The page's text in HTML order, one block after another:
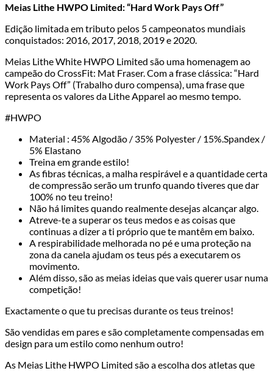
Meias Lithe HWPO Limited: “Hard Work Pays Off”
Edição limitada em tributo pelos 5 campeonatos mundiais
conquistados: 2016, 2017, 2018, 2019 e 2020.
Meias Lithe White HWPO Limited são uma homenagem ao
campeão do CrossFit: Mat Fraser. Com a frase clássica: “Hard
Work Pays Off” (Trabalho duro compensa), uma frase que
representa os valores da Lithe Apparel ao mesmo tempo.
#HWPO
Material : 45% Algodão / 35% Polyester / 15%.Spandex /
5% Elastano
Treina em grande estilo!
As fibras técnicas, a malha respirável e a quantidade certa
de compressão serão um trunfo quando tiveres que dar
100% no teu treino!
Não há limites quando realmente desejas alcançar algo.
Atreve-te a superar os teus medos e as coisas que
continuas a dizer a ti próprio que te mantêm em baixo.
A respirabilidade melhorada no pé e uma proteção na
zona da canela ajudam os teus pés a executarem os
movimento.
Além disso, são as meias ideias que vais querer usar numa
competição!
Exactamente o que tu precisas durante os teus treinos!
São vendidas em pares e são completamente compensadas em
design para um estilo como nenhum outro!
As Meias Lithe HWPO Limited são a escolha dos atletas que